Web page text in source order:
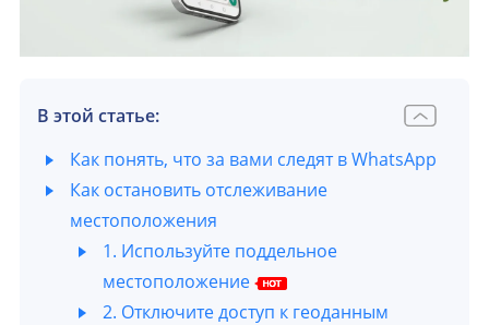
В этой статье:
Как понять, что за вами следят в WhatsApp
Как остановить отслеживание
местоположения
1. Используйте поддельное
местоположение
2. Отключите доступ к геоданным